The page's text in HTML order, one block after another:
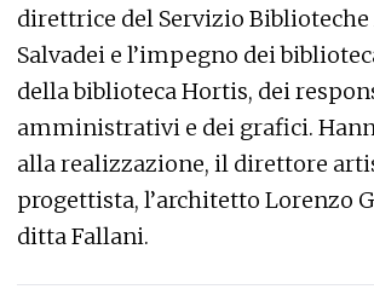
direttrice del Servizio
Salvadei e l’impegno dei
della biblioteca Hortis, dei
amministrativi e dei grafici.
alla realizzazione, il direttore
progettista, l’architetto Lorenzo
ditta Fallani.